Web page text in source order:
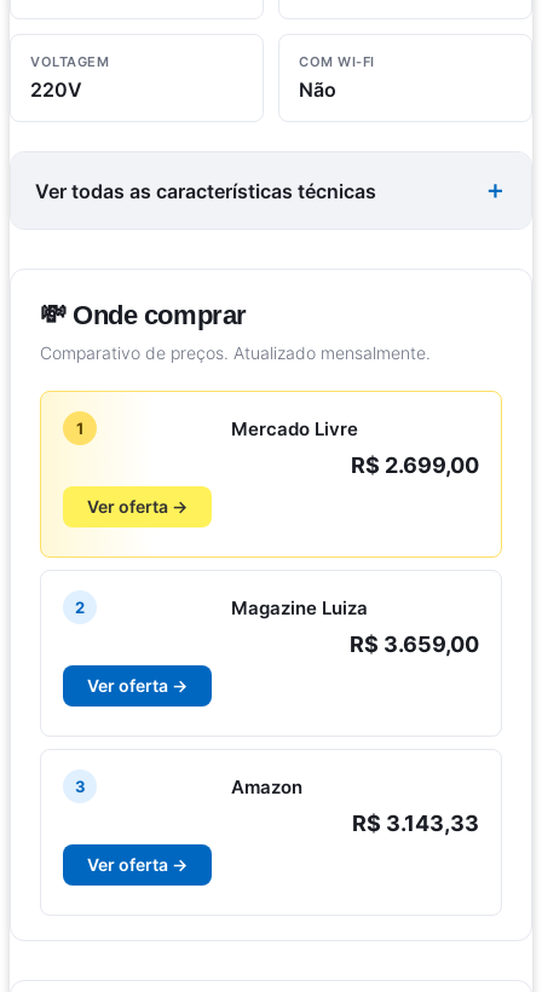
VOLTAGEM
220V
COM WI-FI
Não
Ver todas as características técnicas
💸 Onde comprar
Comparativo de preços. Atualizado mensalmente.
1 Mercado Livre
R$ 2.699,00
Ver oferta →
2 Magazine Luiza
R$ 3.659,00
Ver oferta →
3 Amazon
R$ 3.143,33
Ver oferta →